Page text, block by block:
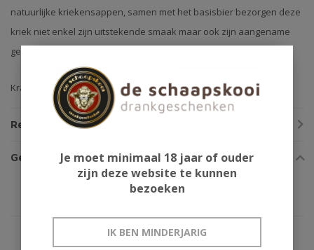
natuurlijke kriekensappen, samen met het basisbier bezorgen deze
kriek niet enkel zijn uitstekende smaak maar ook zijn aangename
geur.
Krat 24x25cl. 3,5% alc.
Reviews
Gerelateerde producten
Je moet minimaal 18 jaar of ouder
zijn deze website te kunnen
bezoeken
IK BEN MINDERJARIG